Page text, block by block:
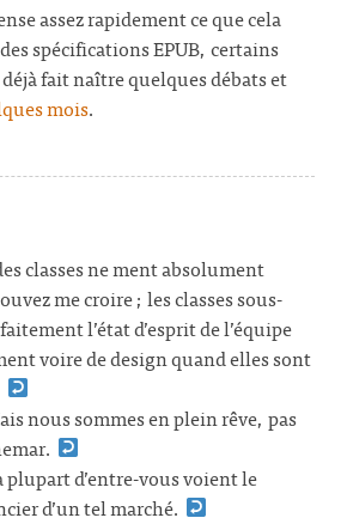
assez rapidement ce que cela
spécifications EPUB, certains
fait naître quelques débats et
mois.
classes ne ment absolument
me croire ; les classes sous-
l’état d’esprit de l’équipe
voire de design quand elles sont
nous sommes en plein rêve, pas
plupart d’entre-vous voient le
d’un tel marché.